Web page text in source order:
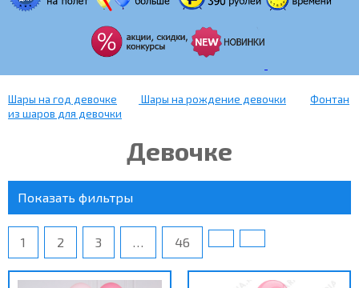
Шары на год девочке Шары на рождение девочки
Фонтан
из шаров для девочки
Девочке
Показать фильтры
1 2 3 … 46